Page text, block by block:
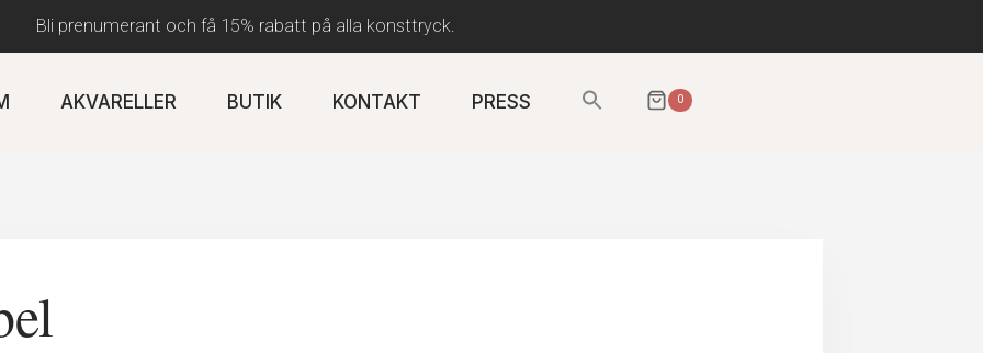
Bli prenumerant och få 15% rabatt på alla konsttryck.
AKVARELLER BUTIK KONTAKT PRESS
Sök
efter:
0